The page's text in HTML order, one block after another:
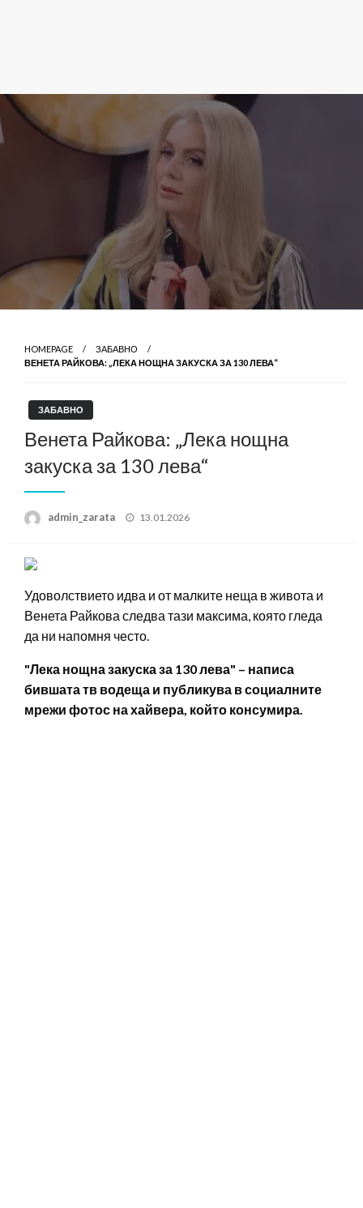
HOMEPAGE
ЗАБАВНО
ВЕНЕТА РАЙКОВА: „ЛЕКА НОЩНА ЗАКУСКА ЗА 130 ЛЕВА“
ЗАБАВНО
Венета Райкова: „Лека нощна
закуска за 130 лева“
admin_zarata
Posted
13.01.2026
Удоволствието идва и от малките неща в живота и
Венета Райкова следва тази максима, която гледа
да ни напомня често.
"Лека нощна закуска за 130 лева" – написа
бившата тв водеща и публикува в социалните
мрежи фотос на хайвера, който консумира.